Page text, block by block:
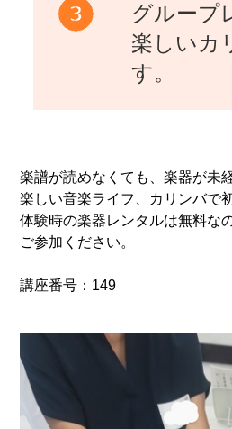
グループ
楽しいカ
す。
楽譜が読めなくても、楽器が未
楽しい音楽ライフ、カリンバで
体験時の楽器レンタルは無料な
ご参加ください。
講座番号：149